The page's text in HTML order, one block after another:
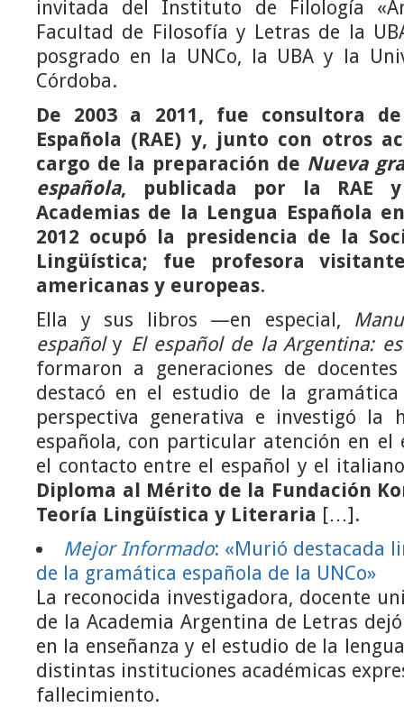
invitada del Instituto de Filología
Facultad de Filosofía y Letras de la
posgrado en la UNCo, la UBA y la
Córdoba.
De 2003 a 2011, fue consultora
Española (RAE) y, junto con otros
cargo de la preparación de Nueva
española, publicada por la RAE
Academias de la Lengua Española
2012 ocupó la presidencia de la
Lingüística; fue profesora
americanas y europeas.
Ella y sus libros —en especial,
españoly El español de la Argentina:
formaron a generaciones de
destacó en el estudio de la gramática
perspectiva generativa e investigó la
española, con particular atención en el
el contacto entre el español y el
Diploma al Mérito de la Fundación
Teoría Lingüística y Literaria […].
Mejor Informado: «Murió destacada
de la gramática española de la UNCo»
La reconocida investigadora, docente
de la Academia Argentina de Letras
en la enseñanza y el estudio de la
distintas instituciones académicas
fallecimiento.